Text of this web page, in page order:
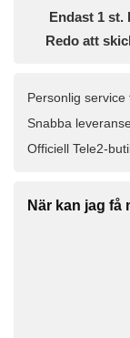
Endast 1 st.
Redo att
Personlig
Snabba
Officiell Tele2-
När kan jag få